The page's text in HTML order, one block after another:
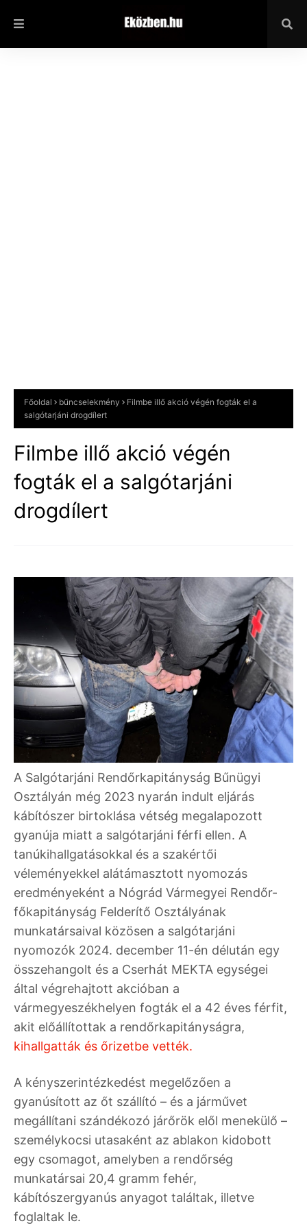
Főoldal bűncselekmény
Filmbe illő akció végén fogták el a
salgótarjáni drogdílert
Filmbe illő akció végén
fogták el a salgótarjáni
drogdílert
A Salgótarjáni Rendőrkapitányság Bűnügyi
Osztályán még 2023 nyarán indult eljárás
kábítószer birtoklása vétség megalapozott
gyanúja miatt a salgótarjáni férfi ellen. A
tanúkihallgatásokkal és a szakértői
véleményekkel alátámasztott nyomozás
eredményeként a Nógrád Vármegyei Rendőr-
főkapitányság Felderítő Osztályának
munkatársaival közösen a salgótarjáni
nyomozók 2024. december 11-én délután egy
összehangolt és a Cserhát MEKTA egységei
által végrehajtott akcióban a
vármegyeszékhelyen fogták el a 42 éves férfit,
akit előállítottak a rendőrkapitányságra,
kihallgatták és őrizetbe vették.
A kényszerintézkedést megelőzően a
gyanúsított az őt szállító – és a járművet
megállítani szándékozó járőrök elől menekülő –
személykocsi utasaként az ablakon kidobott
egy csomagot, amelyben a rendőrség
munkatársai 20,4 gramm fehér,
kábítószergyanús anyagot találtak, illetve
foglaltak le.